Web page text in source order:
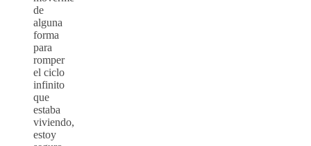
de
alguna
forma
para
romper
el ciclo
infinito
que
estaba
viviendo,
estoy